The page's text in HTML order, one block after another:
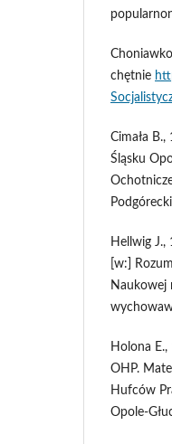
chętnie
Cimała
Śląsku
Hellwig J.,
[w:]
Naukowej
Holona
OHP.
Hufców
Opole-